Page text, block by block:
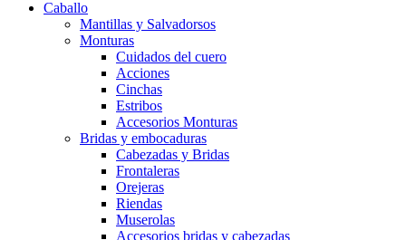
Caballo
Mantillas y Salvadorsos
Monturas
Cuidados del cuero
Acciones
Cinchas
Estribos
Accesorios Monturas
Bridas y embocaduras
Cabezadas y Bridas
Frontaleras
Orejeras
Riendas
Muserolas
Accesorios bridas y cabezadas